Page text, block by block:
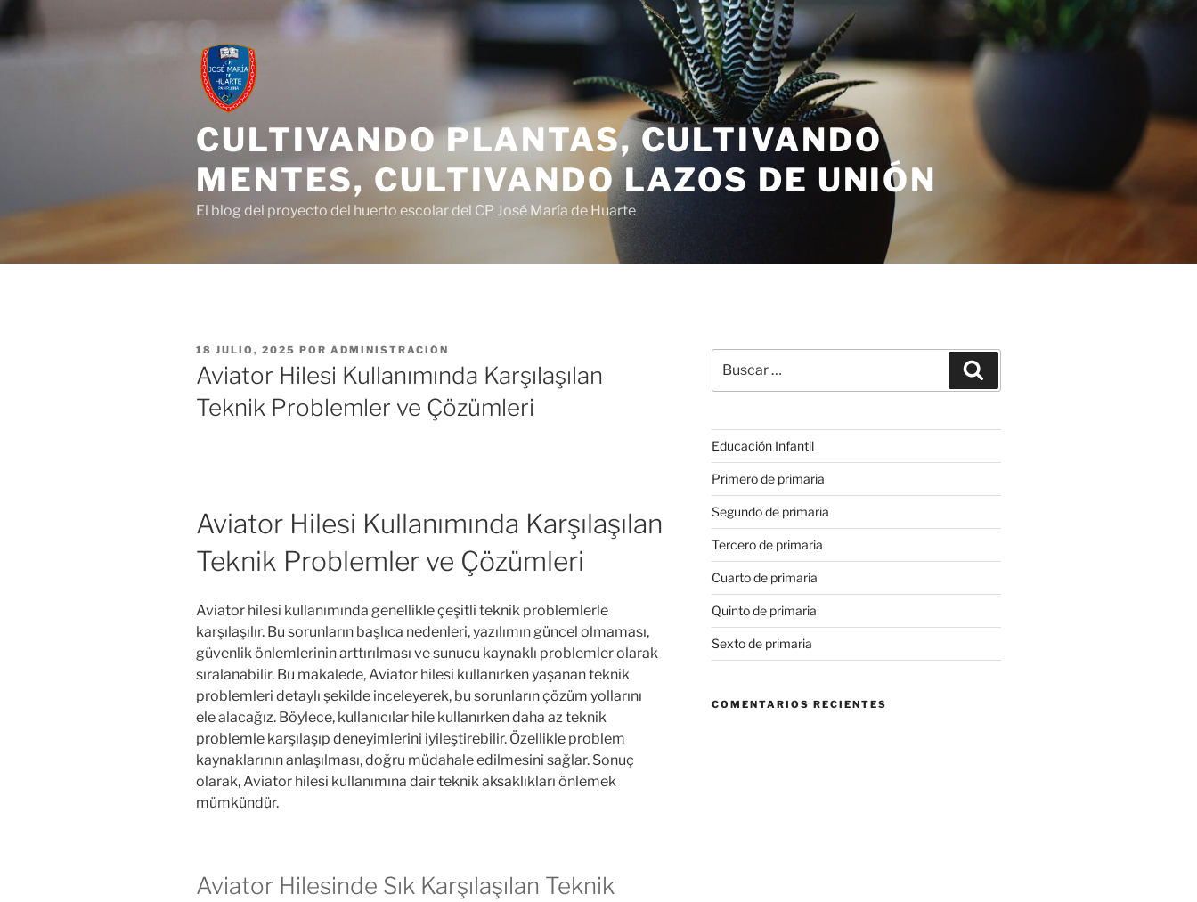
contenido
CULTIVANDO PLANTAS, CULTIVANDO
MENTES, CULTIVANDO LAZOS DE UNIÓN
El blog del proyecto del huerto escolar del CP José María de Huarte
PUBLICADO
EL
18 JULIO, 2025 POR ADMINISTRACIÓN
Aviator Hilesi Kullanımında Karşılaşılan
Teknik Problemler ve Çözümleri
Aviator Hilesi Kullanımında Karşılaşılan
Teknik Problemler ve Çözümleri
Aviator hilesi kullanımında genellikle çeşitli teknik problemlerle
karşılaşılır. Bu sorunların başlıca nedenleri, yazılımın güncel olmaması,
güvenlik önlemlerinin arttırılması ve sunucu kaynaklı problemler olarak
sıralanabilir. Bu makalede, Aviator hilesi kullanırken yaşanan teknik
problemleri detaylı şekilde inceleyerek, bu sorunların çözüm yollarını
ele alacağız. Böylece, kullanıcılar hile kullanırken daha az teknik
problemle karşılaşıp deneyimlerini iyileştirebilir. Özellikle problem
kaynaklarının anlaşılması, doğru müdahale edilmesini sağlar. Sonuç
olarak, Aviator hilesi kullanımına dair teknik aksaklıkları önlemek
mümkündür.
Aviator Hilesinde Sık Karşılaşılan Teknik
por:
Educación Infantil
Primero de primaria
Segundo de primaria
Tercero de primaria
Cuarto de primaria
Quinto de primaria
Sexto de primaria
COMENTARIOS RECIENTES